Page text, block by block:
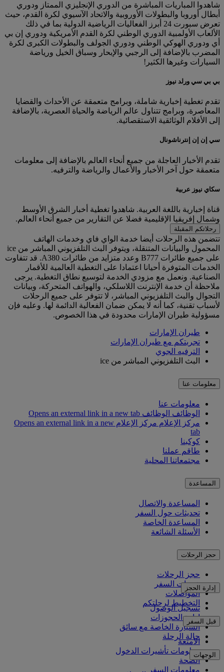
شاهدوا المباريات المباشرة من الدوري الإنجليزي الممتاز ودوري
أبطال أوروبا والبطولات الأوروبية والاتحاد الآسيوي لكرة القدم، حيث
تعرض سبورت 24 أبرز الفعاليات الرياضية الدولية بما في ذلك
الألعاب الأولمبية الدوري الوطني لكرة القدم الأمريكية ودوري إن بي
أي ودوري الهوكي الوطني ودوري الجولف والبطولات الكبرى لكرة
المضرب بالإضافة إلى الرجبي والإبحار وسباق الخيل ورياضة
السيارات وغيرها الكثير!
بي بي سي ورلد نيوز
تقدم تغطية إخبارية شاملة، وبرامج متعمقة عن الأحداث والقضايا
المعاصرة، وبرامج تتناول عالم الرياضة والحياة العصرية، بالإضافة
إلى الأفلام الوثائقية الاستقصائية.
سي إن إن إنترناشونال
تقدم الأخبار العاجلة من جميع أنحاء العالم بالإضافة إلى معلومات
متعمقة حول آخر الأخبار والأعمال والرياضة والترفيه.
سكاي نيوز عربية
قناة إخبارية باللغة العربية. شاهدوا تغطية أخبار الشرق الأوسط
وشمال إفريقيا الإقليمية فضلا عن التقارير من جميع أنحاء العالم.
رحلاتكم المقبلة
تتضمن هذه الرحلات أيضا خدمة الواي فاي وخدمات الهاتف
المحمول والبيانات المتنقلة، ويتوفر البث التلفزيوني المباشر من ice
على جميع طائرات B777 وعدد متزايد من طائرات A380. قد تتفاوت
الخدمات المتوفرة أحيانا اعتمادا على التغطية العالمية للأقمار
الصناعية. ونعمل مع مزودي الخدمة لتوسيع نطاق التغطية. يرجى
ملاحظة أن خدمة الإنترنت اللاسلكي، والهواتف المتحركة، وبيانات
التجوال والبث التلفزيوني المباشر، لا تتوفر على جميع الرحلات
لأسباب تقنية، كما أنه لا يمكن ضمان الفعالية الدائمة لها. وعليه فإن
مسؤولية طيران الإمارات محدودة في هذا الخصوص.
طيران الإمارات
تجربتكم مع طيران الإمارات
الترفيه الجوي
البث التلفزيوني المباشر من ice
معلومات عنا
معلومات عنا
الوظائف الوظائف Opens an external link in a new tab
مركز الإعلام
مركز الإعلام Opens an external link in a new
tab
كوكبنا
طاقم عملنا
مجتمعاتنا المحلية
المساعدة
المساعدة والاتصال
تحديثات حول السفر
المساعدة الخاصة
الأسئلة الشائعة
حجز الرحلات
حجز الرحلات
خدمات السفر
المواصلات
التخطيط لرحلتكم
إدارة الحجز
تسجيل الوصول
إدارة الحجوزات
السيارة الخاصة مع سائق
حالة الرحلة
قبل السفر
الأمتعة
معلومات تأشيرات الدخول
الصحة
معلومات السفر
الوجهات